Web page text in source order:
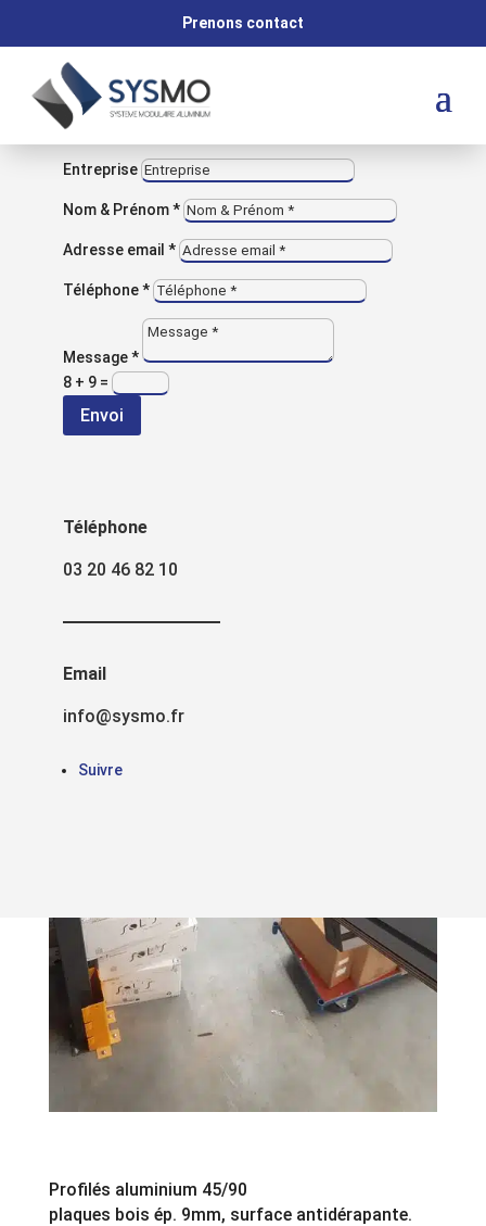
Prenons contact
Retour aux réalisations
NOS RÉALISATIONS
Toboggan
convoyeur
Profilés aluminium 45/90
plaques bois ép. 9mm, surface antidérapante.
VOUS AVEZ UNE QUESTION ?
Contactez-nous
Entreprise
Nom & Prénom *
Adresse email *
Téléphone *
Message *
8 + 9 =
Envoi
Téléphone
03 20 46 82 10
Email
info@sysmo.fr
Suivre